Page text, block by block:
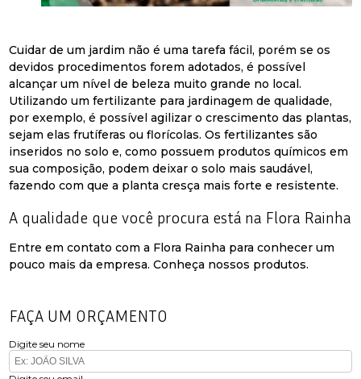
Cuidar de um jardim não é uma tarefa fácil, porém se os
devidos procedimentos forem adotados, é possível
alcançar um nível de beleza muito grande no local.
Utilizando um fertilizante para jardinagem de qualidade,
por exemplo, é possível agilizar o crescimento das plantas,
sejam elas frutíferas ou florícolas. Os fertilizantes são
inseridos no solo e, como possuem produtos químicos em
sua composição, podem deixar o solo mais saudável,
fazendo com que a planta cresça mais forte e resistente.
A qualidade que você procura está na Flora Rainha
Entre em contato com a Flora Rainha para conhecer um
pouco mais da empresa. Conheça nossos produtos.
FAÇA UM ORÇAMENTO
Digite seu nome